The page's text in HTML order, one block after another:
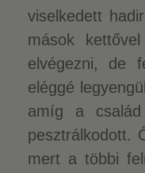
viselkedett
mások
elvégezni, de
eléggé
amíg a
pesztrálkodott.
mert a többi